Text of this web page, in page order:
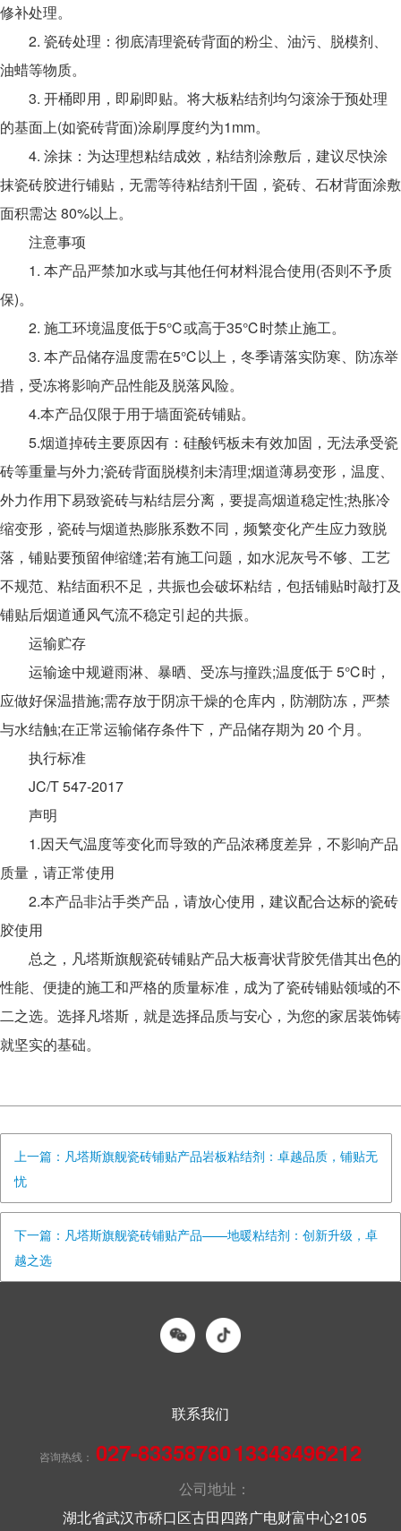
修补处理。
2. 瓷砖处理：彻底清理瓷砖背面的粉尘、油污、脱模剂、
油蜡等物质。
3. 开桶即用，即刷即贴。将大板粘结剂均匀滚涂于预处理
的基面上(如瓷砖背面)涂刷厚度约为1mm。
4. 涂抹：为达理想粘结成效，粘结剂涂敷后，建议尽快涂
抹瓷砖胶进行铺贴，无需等待粘结剂干固，瓷砖、石材背面涂敷
面积需达 80%以上。
注意事项
1. 本产品严禁加水或与其他任何材料混合使用(否则不予质
保)。
2. 施工环境温度低于5℃或高于35℃时禁止施工。
3. 本产品储存温度需在5℃以上，冬季请落实防寒、防冻举
措，受冻将影响产品性能及脱落风险。
4.本产品仅限于用于墙面瓷砖铺贴。
5.烟道掉砖主要原因有：硅酸钙板未有效加固，无法承受瓷
砖等重量与外力;瓷砖背面脱模剂未清理;烟道薄易变形，温度、
外力作用下易致瓷砖与粘结层分离，要提高烟道稳定性;热胀冷
缩变形，瓷砖与烟道热膨胀系数不同，频繁变化产生应力致脱
落，铺贴要预留伸缩缝;若有施工问题，如水泥灰号不够、工艺
不规范、粘结面积不足，共振也会破坏粘结，包括铺贴时敲打及
铺贴后烟道通风气流不稳定引起的共振。
运输贮存
运输途中规避雨淋、暴晒、受冻与撞跌;温度低于 5℃时，
应做好保温措施;需存放于阴凉干燥的仓库内，防潮防冻，严禁
与水结触;在正常运输储存条件下，产品储存期为 20 个月。
执行标准
JC/T 547-2017
声明
1.因天气温度等变化而导致的产品浓稀度差异，不影响产品
质量，请正常使用
2.本产品非沾手类产品，请放心使用，建议配合达标的瓷砖
胶使用
总之，凡塔斯旗舰瓷砖铺贴产品大板膏状背胶凭借其出色的
性能、便捷的施工和严格的质量标准，成为了瓷砖铺贴领域的不
二之选。选择凡塔斯，就是选择品质与安心，为您的家居装饰铸
就坚实的基础。
上一篇：凡塔斯旗舰瓷砖铺贴产品岩板粘结剂：卓越品质，铺贴无
忧
下一篇：凡塔斯旗舰瓷砖铺贴产品——地暖粘结剂：创新升级，卓
越之选
联系我们
咨询热线： 027-8335878013343496212
公司地址：
湖北省武汉市硚口区古田四路广电财富中心2105